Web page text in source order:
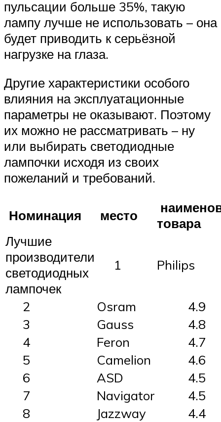
пульсации больше 35%, такую
лампу лучше не использовать – она
будет приводить к серьёзной
нагрузке на глаза.
Другие характеристики особого
влияния на эксплуатационные
параметры не оказывают. Поэтому
их можно не рассматривать – ну
или выбирать светодиодные
лампочки исходя из своих
пожеланий и требований.
Номинация место
товара
Лучшие
производители
светодиодных
лампочек
1 Philips
2 Osram
4.9
3
Gauss
4.8
4
Feron
4.7
5
Camelion
4.6
6
ASD
4.5
7
Navigator
4.5
8
Jazzway
4.4